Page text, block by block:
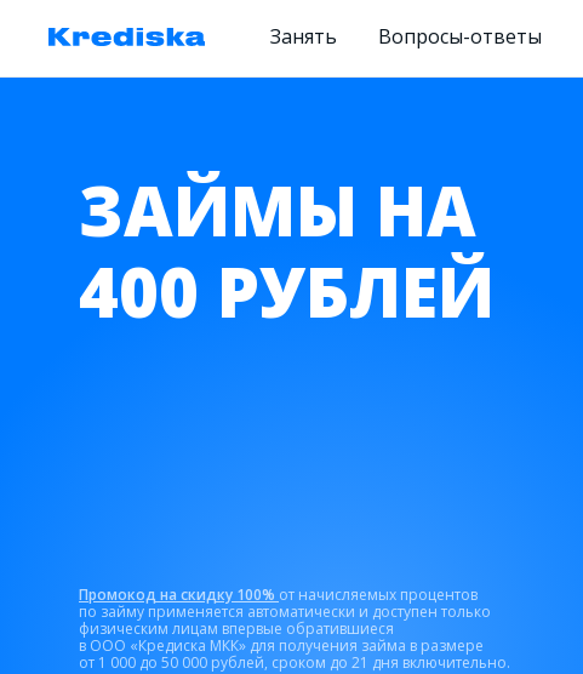
Занять Вопросы-ответы
ЗАЙМЫ НА
400 РУБЛЕЙ
Промокод на скидку 100% от начисляемых процентов
по займу применяется автоматически и доступен только
физическим лицам впервые обратившиеся
в ООО «Кредиска МКК» для получения займа в размере
от 1 000 до 50 000 рублей, сроком до 21 дня включительно.